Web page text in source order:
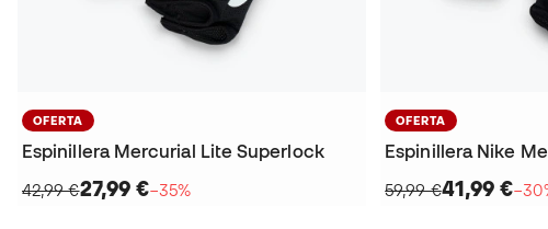
OFERTA
Espinillera Mercurial Lite Superlock
42,99 €27,99 €−35%
OFERTA
Espinillera Nike
59,99 €41,99 €